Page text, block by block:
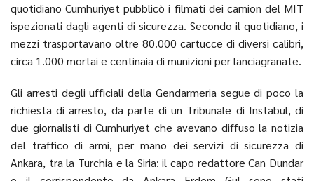
quotidiano Cumhuriyet pubblicò i filmati dei camion del MIT
ispezionati dagli agenti di sicurezza. Secondo il quotidiano, i
mezzi trasportavano oltre 80.000 cartucce di diversi calibri,
circa 1.000 mortai e centinaia di munizioni per lanciagranate.
Gli arresti degli ufficiali della Gendarmeria segue di poco la
richiesta di arresto, da parte di un Tribunale di Instabul, di
due giornalisti di Cumhuriyet che avevano diffuso la notizia
del traffico di armi, per mano dei servizi di sicurezza di
Ankara, tra la Turchia e la Siria: il capo redattore Can Dundar